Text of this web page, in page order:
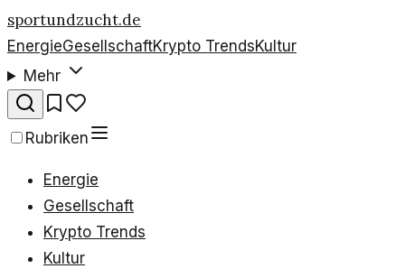
sportundzucht.de
EnergieGesellschaftKrypto TrendsKultur
Mehr
Rubriken
Energie
Gesellschaft
Krypto Trends
Kultur